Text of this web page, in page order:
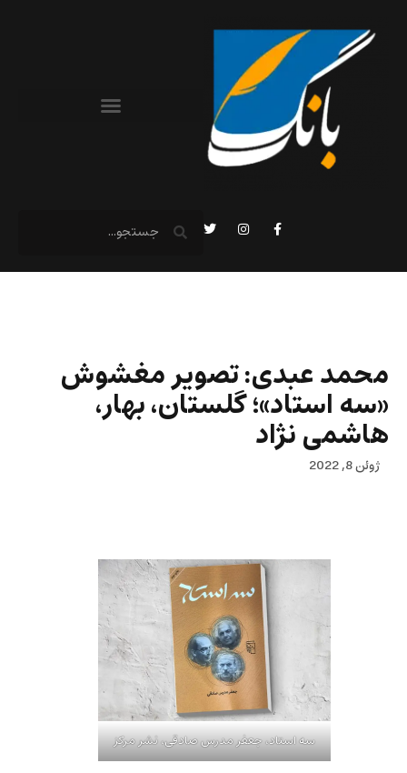
محمد عبدی: تصویر مغشوش
«سه استاد»؛ گلستان، بهار،
هاشمی نژاد
ژوئن 8, 2022
سه استاد، جعفر مدرس صادقی، نشر مرکز